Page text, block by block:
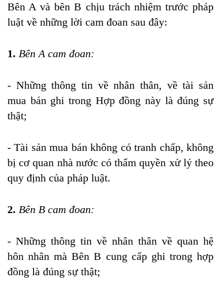
Bên A và bên B chịu trách nhiệm trước pháp
luật về những lời cam đoan sau đây:
1. Bên A cam đoan:
- Những thông tin về nhân thân, về tài sản
mua bán ghi trong Hợp đồng này là đúng sự
thật;
- Tài sản mua bán không có tranh chấp, không
bị cơ quan nhà nước có thẩm quyền xử lý theo
quy định của pháp luật.
2. Bên B cam đoan:
- Những thông tin về nhân thân về quan hệ
hôn nhân mà Bên B cung cấp ghi trong hợp
đồng là đúng sự thật;